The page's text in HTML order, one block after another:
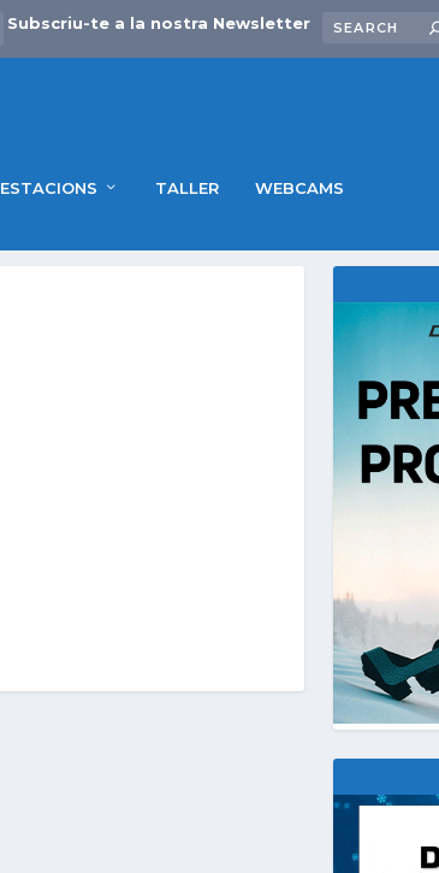
Subscriu-te a la nostra Newsletter
ESTACIONS TALLER WEBCAMS